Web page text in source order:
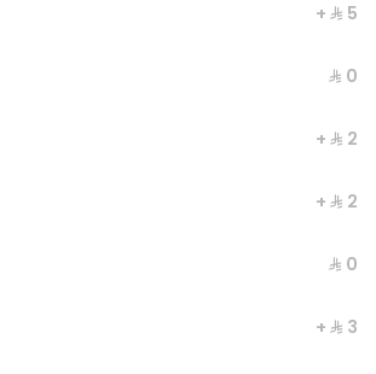
+ ⁨⁦‪‬ 5⁩
⁨⁦‪‬ 0⁩
+ ⁨⁦‪‬ 2⁩
+ ⁨⁦‪‬ 2⁩
⁨⁦‪‬ 0⁩
+ ⁨⁦‪‬ 3⁩